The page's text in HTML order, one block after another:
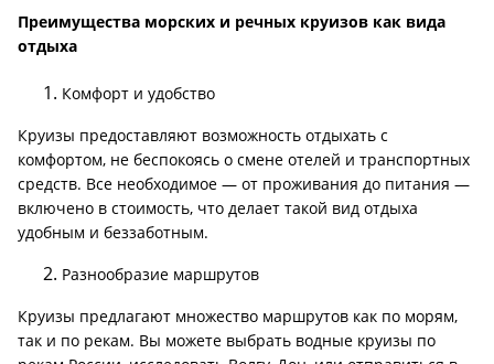
Преимущества морских и речных круизов как вида
отдыха
Комфорт и удобство
Круизы предоставляют возможность отдыхать с
комфортом, не беспокоясь о смене отелей и транспортных
средств. Все необходимое — от проживания до питания —
включено в стоимость, что делает такой вид отдыха
удобным и беззаботным.
Разнообразие маршрутов
Круизы предлагают множество маршрутов как по морям,
так и по рекам. Вы можете выбрать водные круизы по